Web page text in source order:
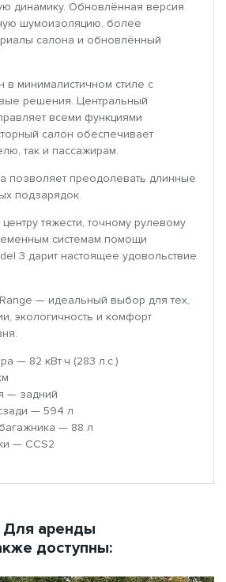
динамику. Обновлённая версия
шумоизоляцию, более
салона и обновлённый
в минималистичном стиле с
решения. Центральный
всеми функциями
салон обеспечивает
так и пассажирам.
позволяет преодолевать длинные
подзарядок.
тяжести, точному рулевому
системам помощи
3 дарит настоящее удовольствие
— идеальный выбор для тех,
экологичность и комфорт
— 82 кВт·ч (283 л.с.)
— задний
— 594 л
— 88 л
— CCS2
Для аренды
доступны: